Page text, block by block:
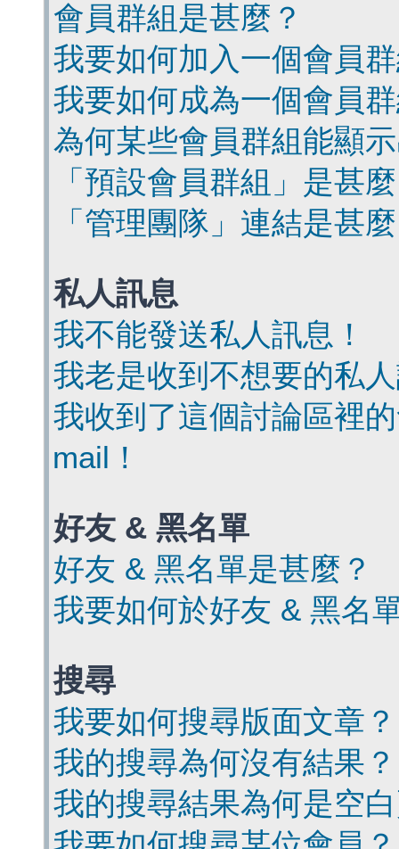
會員群組是甚麼？
我要如何加入一個會員
我要如何成為一個會員
為何某些會員群組能顯
「預設會員群組」是甚
「管理團隊」連結是甚
私人訊息
我不能發送私人訊息！
我老是收到不想要的私
我收到了這個討論區裡
mail！
好友 & 黑名單
好友 & 黑名單是甚麼？
我要如何於好友 & 黑名
搜尋
我要如何搜尋版面文章？
我的搜尋為何沒有結果？
我的搜尋結果為何是空